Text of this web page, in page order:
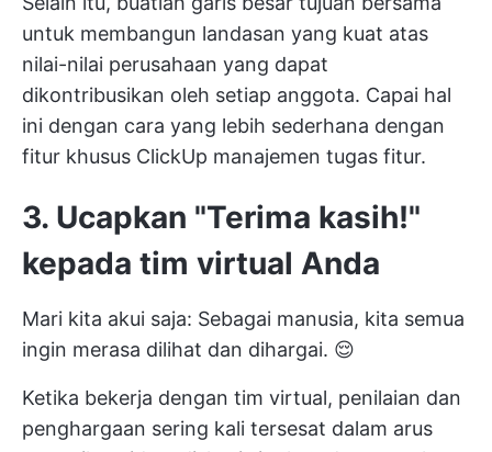
untuk membangun landasan yang kuat atas
nilai-nilai perusahaan yang dapat
dikontribusikan oleh setiap anggota. Capai hal
ini dengan cara yang lebih sederhana dengan
fitur khusus ClickUp manajemen tugas fitur.
3. Ucapkan "Terima kasih!"
kepada tim virtual Anda
Mari kita akui saja: Sebagai manusia, kita semua
ingin merasa dilihat dan dihargai. 😌
Ketika bekerja dengan tim virtual, penilaian dan
penghargaan sering kali tersesat dalam arus